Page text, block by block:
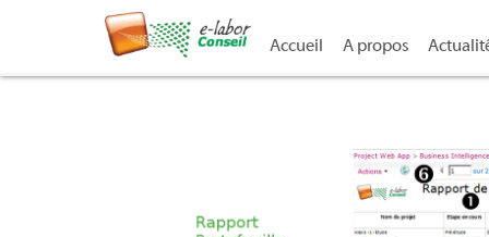
Accueil A propos